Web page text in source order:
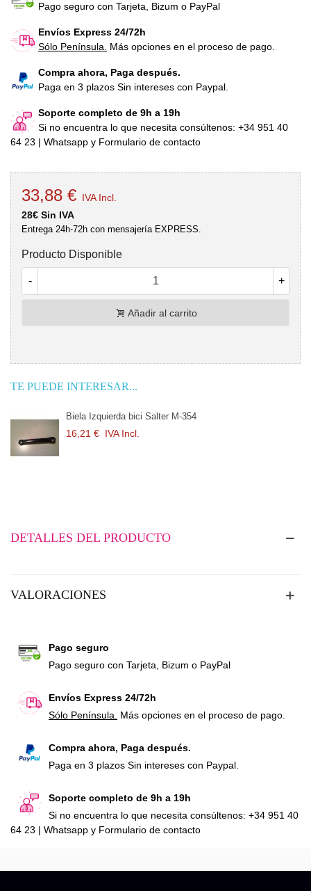
Pago seguro con Tarjeta, Bizum o PayPal
Envíos Express 24/72h
Sólo Península.
Más opciones en el proceso de pago.
Compra ahora, Paga después.
Paga en 3 plazos Sin intereses con Paypal.
Soporte completo de 9h a 19h
Si no encuentra lo que necesita consúltenos: +34 951 40
64 23 | Whatsapp y Formulario de contacto
33,88 € IVA Incl.
28€ Sin IVA
Entrega 24h-72h con mensajería EXPRESS.
Producto Disponible
- +
Añadir al carrito
TE PUEDE INTERESAR...
Biela Izquierda bici Salter M-354
16,21 € IVA Incl.
DETALLES DEL PRODUCTO
VALORACIONES
Pago seguro
Pago seguro con Tarjeta, Bizum o PayPal
Envíos Express 24/72h
Sólo Península. Más opciones en el proceso de pago.
Compra ahora, Paga después.
Paga en 3 plazos Sin intereses con Paypal.
Soporte completo de 9h a 19h
Si no encuentra lo que necesita consúltenos: +34 951 40
64 23 | Whatsapp y Formulario de contacto